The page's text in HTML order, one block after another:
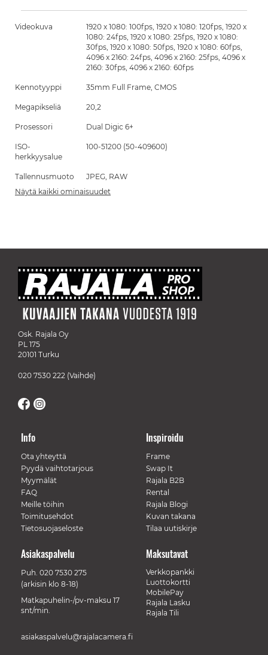
Videokuva
1920 x 1080: 100fps, 1920 x 1080: 120fps, 1920 x
1080: 24fps, 1920 x 1080: 25fps, 1920 x 1080:
30fps, 1920 x 1080: 50fps, 1920 x 1080: 60fps,
4096 x 2160: 24fps, 4096 x 2160: 25fps, 4096 x
2160: 30fps, 4096 x 2160: 60fps
Kennotyyppi 35mm Full Frame, CMOS
Megapikseliä 20,2
Prosessori Dual Digic 6+
ISO-
herkkyysalue
100-51200 (50-409600)
Tallennusmuoto
JPEG, RAW
Näytä kaikki ominaisuudet
Osk. Rajala Oy
PL 175
20101 Turku
020 7530 222 (Vaihde)
Info
Ota yhteyttä
Pyydä vaihtotarjous
Myymälät
FAQ
Meille töihin
Toimitusehdot
Tietosuojaseloste
Inspiroidu
Frame
Swap It
Rajala B2B
Rental
Rajala Blogi
Kuvan takana
Tilaa uutiskirje
Maksutavat
Verkkopankki
Luottokortti
MobilePay
Rajala Lasku
Rajala Tili
Asiakaspalvelu
Puh. 020 7530 275
(arkisin klo 8-18)
Matkapuhelin-/pv-maksu 17
snt/min.
asiakaspalvelu@rajalacamera.fi